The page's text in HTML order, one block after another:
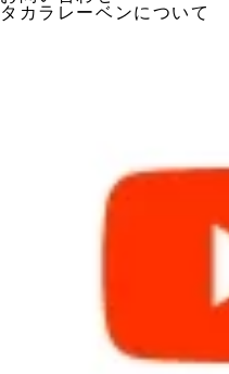
タカラレーベンについて